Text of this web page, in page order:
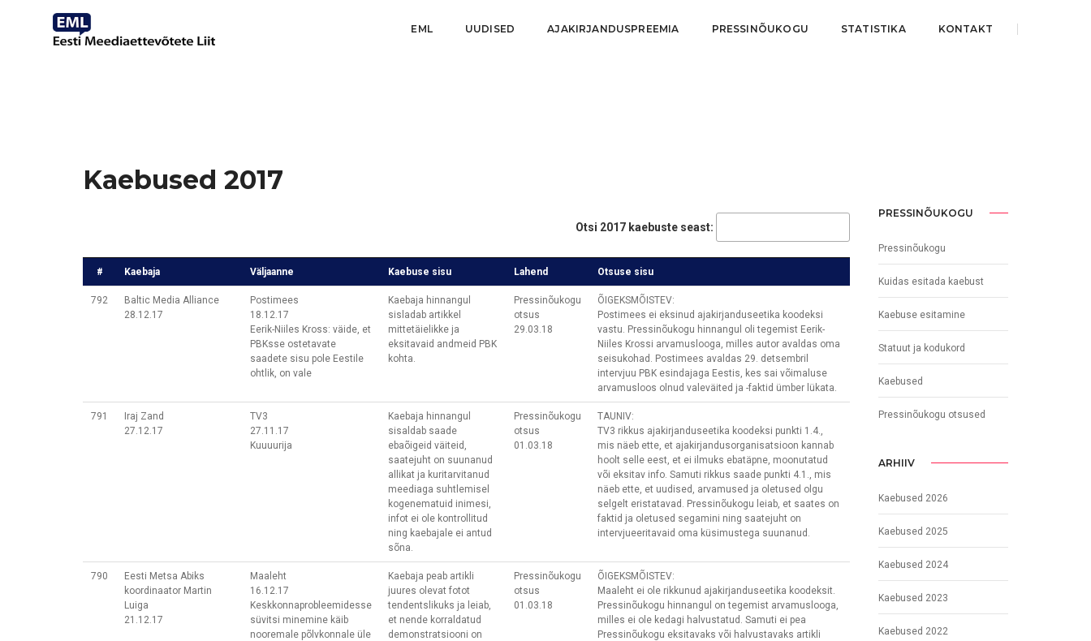
EML UUDISED AJAKIRJANDUSPREEMIA PRESSINÕUKOGU STATISTIKA KONTAKT
Kaebused 2017
Otsi 2017 kaebuste seast:
# Kaebaja Väljaanne Kaebuse sisu Lahend Otsuse sisu
792
Baltic Media Alliance
28.12.17
Postimees
18.12.17
Eerik-Niiles Kross: väide, et
PBKsse ostetavate
saadete sisu pole Eestile
ohtlik, on vale
Kaebaja hinnangul
sisladab artikkel
mittetäielikke ja
eksitavaid andmeid PBK
kohta.
Pressinõukogu
otsus
29.03.18
ÕIGEKSMÕISTEV:
Postimees ei eksinud ajakirjanduseetika koodeksi
vastu. Pressinõukogu hinnangul oli tegemist Eerik-
Niiles Krossi arvamuslooga, milles autor avaldas oma
seisukohad. Postimees avaldas 29. detsembril
intervjuu PBK esindajaga Eestis, kes sai võimaluse
arvamusloos olnud valeväited ja -faktid ümber lükata.
791
Iraj Zand
27.12.17
TV3
27.11.17
Kuuuurija
Kaebaja hinnangul
sisaldab saade
ebaõigeid väiteid,
saatejuht on suunanud
allikat ja kuritarvitanud
meediaga suhtlemisel
kogenematuid inimesi,
infot ei ole kontrollitud
ning kaebajale ei antud
sõna.
Pressinõukogu
otsus
01.03.18
TAUNIV:
TV3 rikkus ajakirjanduseetika koodeksi punkti 1.4.,
mis näeb ette, et ajakirjandusorganisatsioon kannab
hoolt selle eest, et ei ilmuks ebatäpne, moonutatud
või eksitav info. Samuti rikkus saade punkti 4.1., mis
näeb ette, et uudised, arvamused ja oletused olgu
selgelt eristatavad. Pressinõukogu leiab, et saates on
faktid ja oletused segamini ning saatejuht on
intervjueeritavaid oma küsimustega suunanud.
790
Eesti Metsa Abiks
koordinaator Martin
Luiga
21.12.17
Maaleht
16.12.17
Keskkonnaprobleemidesse
süvitsi minemine käib
nooremale põlvkonnale üle
Kaebaja peab artikli
juures olevat fotot
tendentslikuks ja leiab,
et nende korraldatud
demonstratsiooni on
Pressinõukogu
otsus
01.03.18
ÕIGEKSMÕISTEV:
Maaleht ei ole rikkunud ajakirjanduseetika koodeksit.
Pressinõukogu hinnangul on tegemist arvamuslooga,
milles ei ole kedagi halvustatud. Samuti ei pea
Pressinõukogu eksitavaks või halvustavaks artikli
PRESSINÕUKOGU
Pressinõukogu
Kuidas esitada kaebust
Kaebuse esitamine
Statuut ja kodukord
Kaebused
Pressinõukogu otsused
ARHIIV
Kaebused 2026
Kaebused 2025
Kaebused 2024
Kaebused 2023
Kaebused 2022